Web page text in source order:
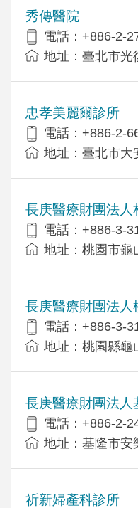
秀傳醫院
電話：+886-2-
地址：臺北市光
忠孝美麗爾診所
電話：+886-2-
地址：臺北市大
長庚醫療財團法人
電話：+886-3-
地址：桃園市龜
長庚醫療財團法人
電話：+886-3-
地址：桃園縣龜
長庚醫療財團法人
電話：+886-2-
地址：基隆市安
祈新婦產科診所